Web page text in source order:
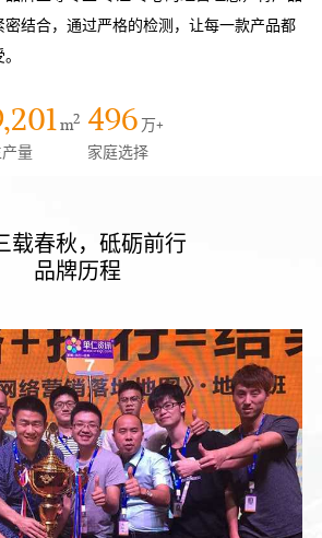
结合，通过严格的检测，让每一款产品都
m2
量
499万+
家庭选择
载春秋，砥砺前行
品牌历程